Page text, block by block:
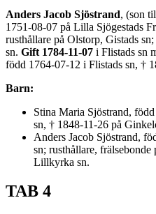
Anders Jacob Sjöstrand, (son
1751-08-07 på Lilla Sjögestads
rusthållare på Olstorp, Gistads
sn. Gift 1784-11-07 i Flistads sn
född 1764-07-12 i Flistads sn, †
Barn:
Stina Maria Sjöstrand,
sn, † 1848-11-26 på
Anders Jacob Sjöstrand,
sn; rusthållare, frälsebonde
Lillkyrka sn.
TAB 4